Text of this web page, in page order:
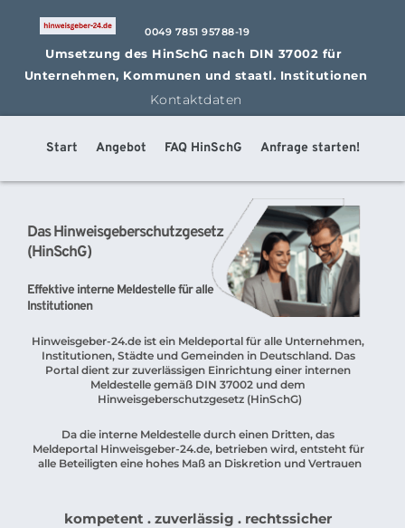
0049 7851 95788-19
Umsetzung des HinSchG nach DIN 37002 für
Unternehmen, Kommunen und staatl. Institutionen
Kontaktdaten
Start Angebot FAQ HinSchG Anfrage starten!
Das Hinweisgeberschutzgesetz
(HinSchG)
Effektive interne Meldestelle für alle
Institutionen
Hinweisgeber-24.de ist ein Meldeportal für alle Unternehmen,
Institutionen, Städte und Gemeinden in Deutschland. Das
Portal dient zur zuverlässigen Einrichtung einer internen
Meldestelle gemäß DIN 37002 und dem
Hinweisgeberschutzgesetz (HinSchG)
Da die interne Meldestelle durch einen Dritten, das
Meldeportal Hinweisgeber-24.de, betrieben wird, entsteht für
alle Beteiligten eine hohes Maß an Diskretion und Vertrauen
kompetent . zuverlässig . rechtssicher